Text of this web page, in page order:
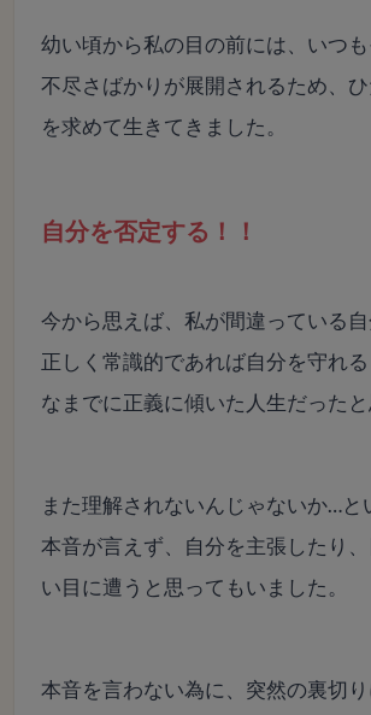
幼い頃から私の目の前には、いつ
不尽さばかりが展開されるため、
を求めて生きてきました。
自分を否定する！！
今から思えば、私が間違っている自
正しく常識的であれば自分を守れ
なまでに正義に傾いた人生だったと
また理解されないんじゃないか…と
本音が言えず、
自分を主張したり
い目に遭うと思ってもいました。
本音を言わない為に、突然の裏切り